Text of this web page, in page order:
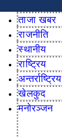
ताजा खबर
राजनीति
स्थानीय
राष्ट्रिय
अन्तर्राष्ट्रिय
खेलकुद
मनोरञ्जन